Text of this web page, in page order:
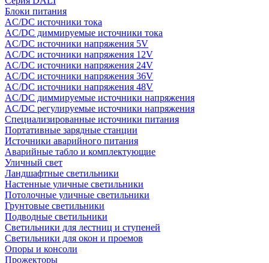
Блоки питания
AC/DC источники тока
AC/DC диммируемые источники тока
AC/DC источники напряжения 5V
AC/DC источники напряжения 12V
AC/DC источники напряжения 24V
AC/DC источники напряжения 36V
AC/DC источники напряжения 48V
AC/DC диммируемые источники напряжения
AC/DC регулируемые источники напряжения
Специализированные источники питания
Портативные зарядные станции
Источники аварийного питания
Аварийные табло и комплектующие
Уличный свет
Ландшафтные светильники
Настенные уличные светильники
Потолочные уличные светильники
Грунтовые светильники
Подводные светильники
Светильники для лестниц и ступеней
Светильники для окон и проемов
Опоры и консоли
Прожекторы